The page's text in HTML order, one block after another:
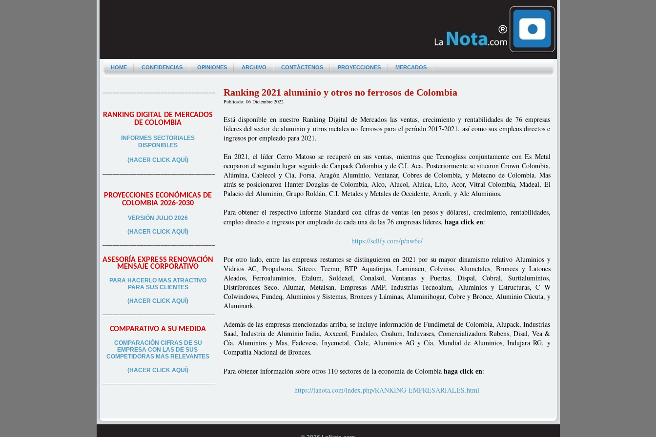
HOME CONFIDENCIAS OPINIONES ARCHIVO CONTÁCTENOS PROYECCIONES MERCADOS
–––––––––––––––––––––––––––––––––
RANKING DIGITAL DE MERCADOS
DE COLOMBIA
INFORMES SECTORIALES
DISPONIBLES
(HACER CLICK AQUÍ)
–––––––––––––––––––––––––––––––––
PROYECCIONES ECONÓMICAS DE
COLOMBIA 2026-2030
VERSIÓN JULIO 2026
(HACER CLICK AQUÍ)
–––––––––––––––––––––––––––––––––
ASESORÍA EXPRESS RENOVACIÓN
MENSAJE CORPORATIVO
PARA HACERLO MAS ATRACTIVO
PARA SUS CLIENTES
(HACER CLICK AQUÍ)
–––––––––––––––––––––––––––––––––
COMPARATIVO A SU MEDIDA
COMPARACIÓN CIFRAS DE SU
EMPRESA CON LAS DE SUS
COMPETIDORAS MAS RELEVANTES
(HACER CLICK AQUÍ)
–––––––––––––––––––––––––––––––––
Ranking 2021 aluminio y otros no ferrosos de Colombia
Publicado: 06 Diciembre 2022
Está disponible en nuestro Ranking Digital de Mercados las ventas, crecimiento y rentabilidades de 76 empresas
líderes del sector de aluminio y otros metales no ferrosos para el período 2017-2021, así como sus empleos directos e
ingresos por empleado para 2021.
En 2021, el líder Cerro Matoso se recuperó en sus ventas, mientras que Tecnoglass conjuntamente con Es Metal
ocuparon el segundo lugar seguido de Canpack Colombia y de C.I. Aca. Posteriormente se situaron Crown Colombia,
Alúmina, Cablecol y Cía, Forsa, Aragón Aluminio, Ventanar, Cobres de Colombia, y Metecno de Colombia. Mas
atrás se posicionaron Hunter Douglas de Colombia, Alco, Alucol, Aluica, Lito, Acor, Vitral Colombia, Madeal, El
Palacio del Aluminio, Grupo Roldán, C.I. Metales y Metales de Occidente, Arcoli, y Ale Aluminios.
Para obtener el respectivo Informe Standard con cifras de ventas (en pesos y dólares), crecimiento, rentabilidades,
empleo directo e ingresos por empleado de cada una de las 76 empresas líderes, haga click en:
https://sellfy.com/p/nw6e/
Por otro lado, entre las empresas restantes se distinguieron en 2021 por su mayor dinamismo relativo Aluminios y
Vidrios AC, Propulsora, Siteco, Tecmo, BTP Aquaforjas, Laminaco, Colvinsa, Alumetales, Bronces y Latones
Aleados, Ferroaluminios, Etalum, Soldexel, Conalsol, Ventanas y Puertas, Dispal, Cobral, Surtialuminios,
Distribronces Seco, Alumar, Metalsan, Empresas AMP, Industrias Tecnoalum, Aluminios y Estructuras, C W
Colwindows, Fundeq, Aluminios y Sistemas, Bronces y Láminas, Aluminihogar, Cobre y Bronce, Aluminio Cúcuta, y
Aluminark.
Además de las empresas mencionadas arriba, se incluye información de Fundimetal de Colombia, Alupack, Industrias
Saad, Industria de Aluminio India, Axxecol, Fundalco, Coalum, Induvases, Comercializadora Rubens, Disal, Vea &
Cía, Aluminios y Mas, Fadevesa, Inyemetal, Cialc, Aluminios AG y Cía, Mundial de Aluminios, Indujara RG, y
Compañía Nacional de Bronces.
Para obtener información sobre otros 110 sectores de la economía de Colombia haga click en:
https://lanota.com/index.php/RANKING-EMPRESARIALES.html